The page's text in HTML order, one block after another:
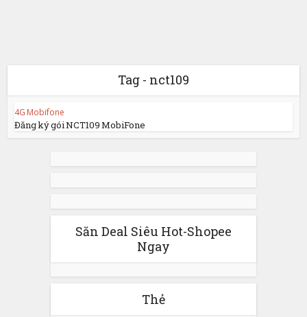
Tag - nct109
4G Mobifone
Đăng ký gói NCT109 MobiFone
Săn Deal Siêu Hot-Shopee
Ngay
Thẻ